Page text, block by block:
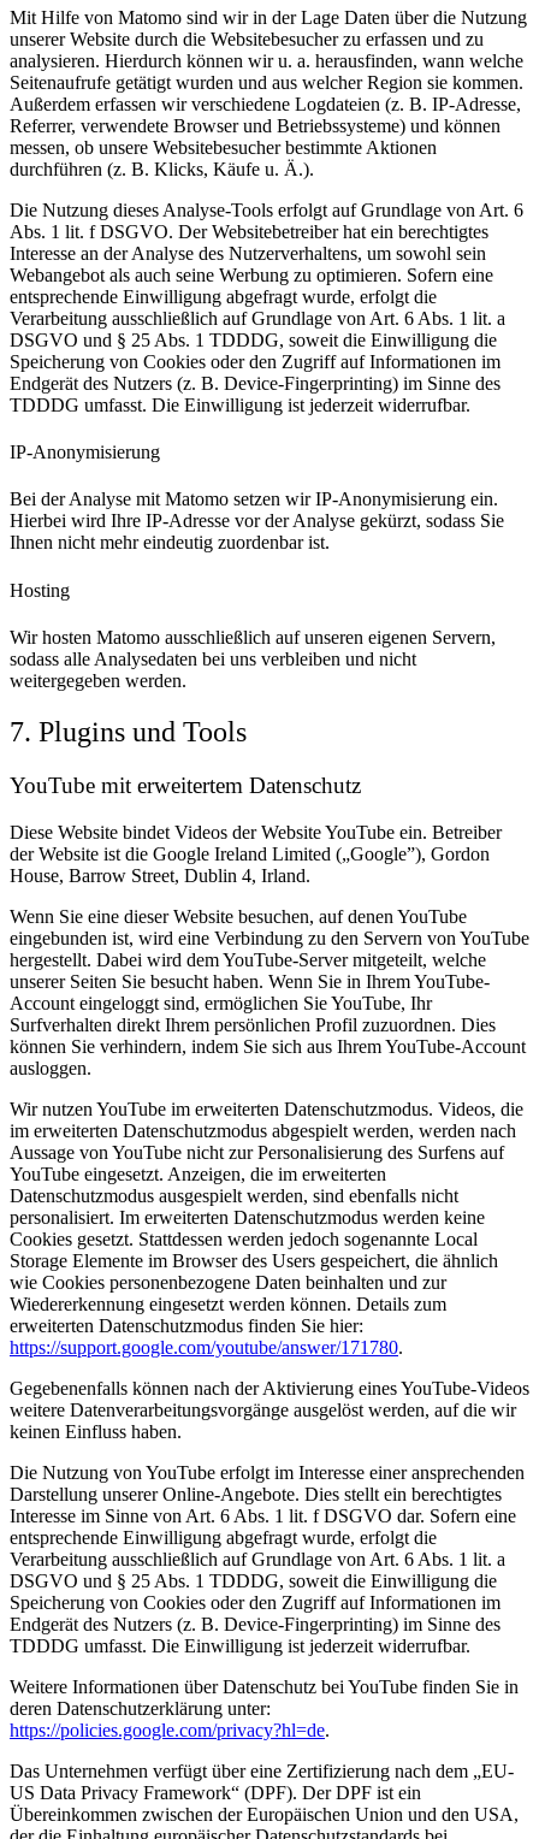
Mit Hilfe von Matomo sind wir in der Lage Daten über die Nutzung
unserer Website durch die Websitebesucher zu erfassen und zu
analysieren. Hierdurch können wir u. a. herausfinden, wann welche
Seitenaufrufe getätigt wurden und aus welcher Region sie kommen.
Außerdem erfassen wir verschiedene Logdateien (z. B. IP-Adresse,
Referrer, verwendete Browser und Betriebssysteme) und können
messen, ob unsere Websitebesucher bestimmte Aktionen
durchführen (z. B. Klicks, Käufe u. Ä.).
Die Nutzung dieses Analyse-Tools erfolgt auf Grundlage von Art. 6
Abs. 1 lit. f DSGVO. Der Websitebetreiber hat ein berechtigtes
Interesse an der Analyse des Nutzerverhaltens, um sowohl sein
Webangebot als auch seine Werbung zu optimieren. Sofern eine
entsprechende Einwilligung abgefragt wurde, erfolgt die
Verarbeitung ausschließlich auf Grundlage von Art. 6 Abs. 1 lit. a
DSGVO und § 25 Abs. 1 TDDDG, soweit die Einwilligung die
Speicherung von Cookies oder den Zugriff auf Informationen im
Endgerät des Nutzers (z. B. Device-Fingerprinting) im Sinne des
TDDDG umfasst. Die Einwilligung ist jederzeit widerrufbar.
IP-Anonymisierung
Bei der Analyse mit Matomo setzen wir IP-Anonymisierung ein.
Hierbei wird Ihre IP-Adresse vor der Analyse gekürzt, sodass Sie
Ihnen nicht mehr eindeutig zuordenbar ist.
Hosting
Wir hosten Matomo ausschließlich auf unseren eigenen Servern,
sodass alle Analysedaten bei uns verbleiben und nicht
weitergegeben werden.
7. Plugins und Tools
YouTube mit erweitertem Datenschutz
Diese Website bindet Videos der Website YouTube ein. Betreiber
der Website ist die Google Ireland Limited („Google”), Gordon
House, Barrow Street, Dublin 4, Irland.
Wenn Sie eine dieser Website besuchen, auf denen YouTube
eingebunden ist, wird eine Verbindung zu den Servern von YouTube
hergestellt. Dabei wird dem YouTube-Server mitgeteilt, welche
unserer Seiten Sie besucht haben. Wenn Sie in Ihrem YouTube-
Account eingeloggt sind, ermöglichen Sie YouTube, Ihr
Surfverhalten direkt Ihrem persönlichen Profil zuzuordnen. Dies
können Sie verhindern, indem Sie sich aus Ihrem YouTube-Account
ausloggen.
Wir nutzen YouTube im erweiterten Datenschutzmodus. Videos, die
im erweiterten Datenschutzmodus abgespielt werden, werden nach
Aussage von YouTube nicht zur Personalisierung des Surfens auf
YouTube eingesetzt. Anzeigen, die im erweiterten
Datenschutzmodus ausgespielt werden, sind ebenfalls nicht
personalisiert. Im erweiterten Datenschutzmodus werden keine
Cookies gesetzt. Stattdessen werden jedoch sogenannte Local
Storage Elemente im Browser des Users gespeichert, die ähnlich
wie Cookies personenbezogene Daten beinhalten und zur
Wiedererkennung eingesetzt werden können. Details zum
erweiterten Datenschutzmodus finden Sie hier:
https://support.google.com/youtube/answer/171780.
Gegebenenfalls können nach der Aktivierung eines YouTube-Videos
weitere Datenverarbeitungsvorgänge ausgelöst werden, auf die wir
keinen Einfluss haben.
Die Nutzung von YouTube erfolgt im Interesse einer ansprechenden
Darstellung unserer Online-Angebote. Dies stellt ein berechtigtes
Interesse im Sinne von Art. 6 Abs. 1 lit. f DSGVO dar. Sofern eine
entsprechende Einwilligung abgefragt wurde, erfolgt die
Verarbeitung ausschließlich auf Grundlage von Art. 6 Abs. 1 lit. a
DSGVO und § 25 Abs. 1 TDDDG, soweit die Einwilligung die
Speicherung von Cookies oder den Zugriff auf Informationen im
Endgerät des Nutzers (z. B. Device-Fingerprinting) im Sinne des
TDDDG umfasst. Die Einwilligung ist jederzeit widerrufbar.
Weitere Informationen über Datenschutz bei YouTube finden Sie in
deren Datenschutzerklärung unter:
https://policies.google.com/privacy?hl=de.
Das Unternehmen verfügt über eine Zertifizierung nach dem „EU-
US Data Privacy Framework“ (DPF). Der DPF ist ein
Übereinkommen zwischen der Europäischen Union und den USA,